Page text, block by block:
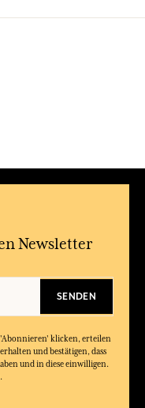
Newsletter
SENDEN
'Abonnieren' klicken, erteilen
und bestätigen, dass
und in diese einwilligen.